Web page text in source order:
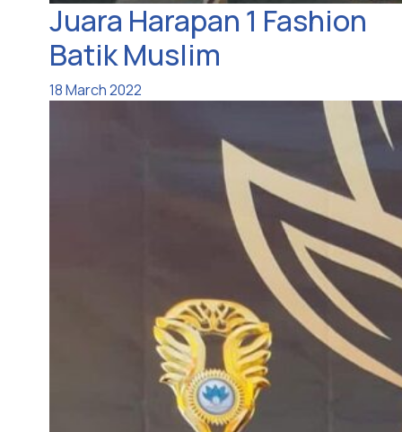
Juara Harapan 1 Fashion
Batik Muslim
18 March 2022